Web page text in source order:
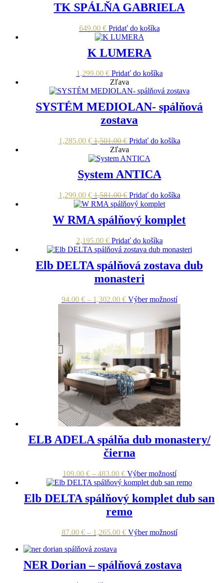
vybrať
na
TK SPÁLŇA GABRIELA
649.00 € Pridať do košíka
K LUMERA
1,299.00 € Pridať do košíka
Zľava
SYSTÉM MEDIOLAN- spálňová
zostava
1,285.00 € 1,501.00€ Pridať do košíka
Zľava
System ANTICA
1,299.00 € 1,581.00€ Pridať do košíka
W RMA spálňový komplet
2,195.00 € Pridať do košíka
Elb DELTA spálňová zostava dub
monasteri
94.00 € – 1,302.00 €Price
through
1,302.00 €
Výber možnostíTento
má
viacero
variantov.
vybrať
na
produktu.
ELB ADELA spálňa dub monastery/
čierna
109.00 € – 483.00 €Price
range:
through
483.00 €
Výber možnostíTento
produkt
viacero
môžete
produktu.
Elb DELTA spálňový komplet dub san
remo
87.00 € – 1,265.00 €Price
1,265.00 €
Výber možnostíTento
variantov.
NER Dorian – spálňová zostava